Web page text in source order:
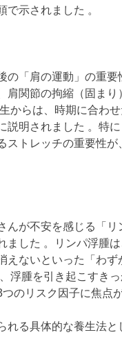
で示されました 。
の「肩の運動」の重
肩関節の拘縮（固ま
からは、時期に合わ
説明されました 。特
ストレッチの重要性
んが不安を感じる「
ました 。リンパ浮腫
えないといった「わ
浮腫を引き起こすき
のリスク因子に焦点
れる具体的な養生法